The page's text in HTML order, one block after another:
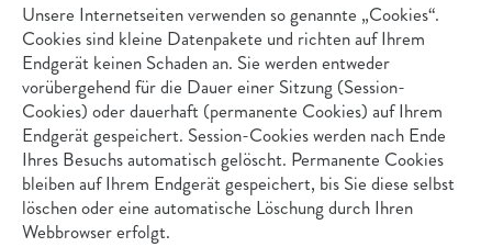
Unsere Internetseiten verwenden so genannte „Cookies“.
Cookies sind kleine Datenpakete und richten auf Ihrem
Endgerät keinen Schaden an. Sie werden entweder
vorübergehend für die Dauer einer Sitzung (Session-
Cookies) oder dauerhaft (permanente Cookies) auf Ihrem
Endgerät gespeichert. Session-Cookies werden nach Ende
Ihres Besuchs automatisch gelöscht. Permanente Cookies
bleiben auf Ihrem Endgerät gespeichert, bis Sie diese selbst
löschen oder eine automatische Löschung durch Ihren
Webbrowser erfolgt.